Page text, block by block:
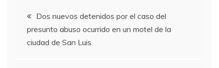
b
o
o
a
m
A
p
Navegación
de
Dos nuevos detenidos por el caso del
presunto abuso ocurrido en un motel de la
ciudad de San Luis